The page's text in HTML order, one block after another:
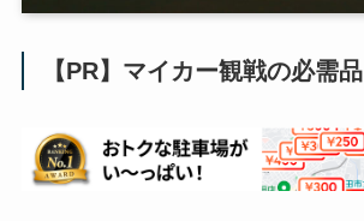
【PR】マイカー観戦の必需品